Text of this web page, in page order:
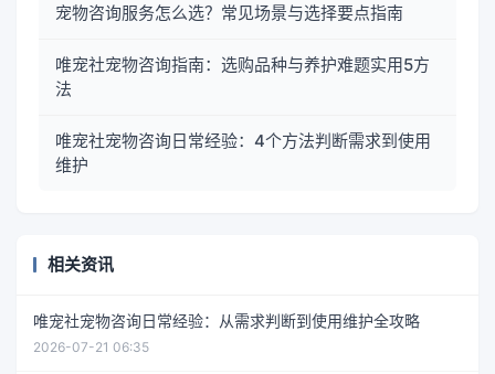
宠物咨询服务怎么选？常见场景与选择要点指南
唯宠社宠物咨询指南：选购品种与养护难题实用5方
法
唯宠社宠物咨询日常经验：4个方法判断需求到使用
维护
相关资讯
唯宠社宠物咨询日常经验：从需求判断到使用维护全攻略
2026-07-21 06:35